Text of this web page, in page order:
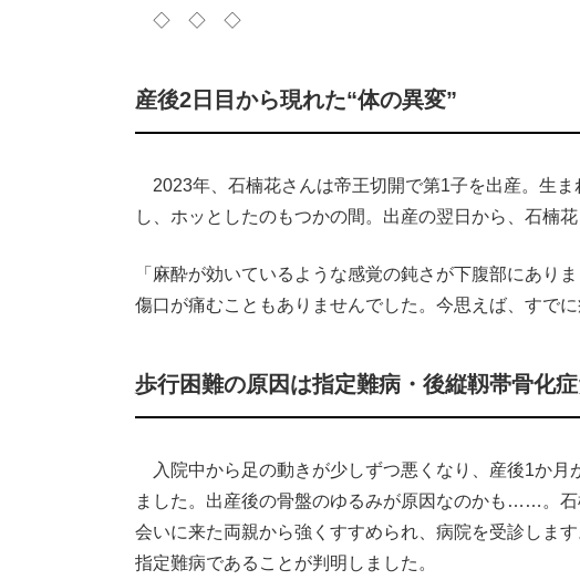
◇ ◇ ◇
産後2日目から現れた“体の異変”
2023年、石楠花さんは帝王切開で第1子を出産。生
し、ホッとしたのもつかの間。出産の翌日から、石楠
「麻酔が効いているような感覚の鈍さが下腹部にあり
傷口が痛むこともありませんでした。今思えば、すで
歩行困難の原因は指定難病・後縦靱帯骨化
入院中から足の動きが少しずつ悪くなり、産後1か月
ました。出産後の骨盤のゆるみが原因なのかも……。
会いに来た両親から強くすすめられ、病院を受診しま
指定難病であることが判明しました。